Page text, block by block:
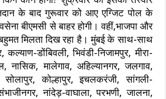
के बाद गुरूवार को आए एग्जिट पोल के
बीएमसी से बाहर होगी। वहीं,भाजपा और
मिलता दिख रहा है। मुंबई के साथ-साथ
डोंबिवली, भिवंडी-निजामपुर, मीरा-
नासिक, मालेगाव, अहिल्यानगर, जलगाव,
कोल्हापुर, इचलकरंजी, सांगली-
नांदेड़-वाघाला, परभणी, जालना,